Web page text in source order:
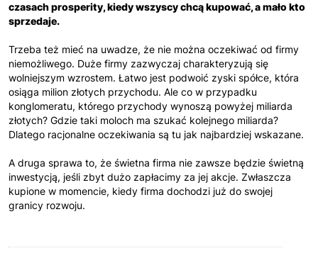
czasach prosperity, kiedy wszyscy chcą kupować, a mało kto
sprzedaje.
Trzeba też mieć na uwadze, że nie można oczekiwać od firmy
niemożliwego. Duże firmy zazwyczaj charakteryzują się
wolniejszym wzrostem. Łatwo jest podwoić zyski spółce, która
osiąga milion złotych przychodu. Ale co w przypadku
konglomeratu, którego przychody wynoszą powyżej miliarda
złotych? Gdzie taki moloch ma szukać kolejnego miliarda?
Dlatego racjonalne oczekiwania są tu jak najbardziej wskazane.
A druga sprawa to, że świetna firma nie zawsze będzie świetną
inwestycją, jeśli zbyt dużo zapłacimy za jej akcje. Zwłaszcza
kupione w momencie, kiedy firma dochodzi już do swojej
granicy rozwoju.